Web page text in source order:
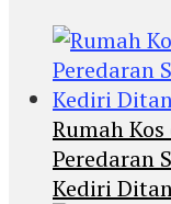
Rumah
Peredaran
Kediri